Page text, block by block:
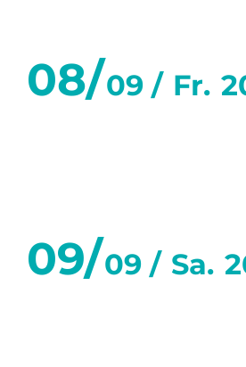
08/09 / Fr.
09/09 / Sa.